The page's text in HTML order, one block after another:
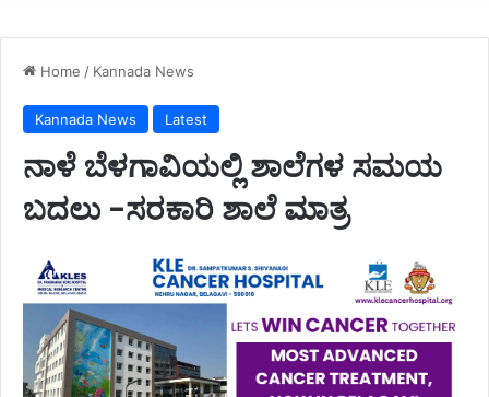
Home / Kannada News
Kannada News Latest
ನಾಳೆ ಬೆಳಗಾವಿಯಲ್ಲಿ ಶಾಲೆಗಳ ಸಮಯ
ಬದಲು -ಸರಕಾರಿ ಶಾಲೆ ಮಾತ್ರ